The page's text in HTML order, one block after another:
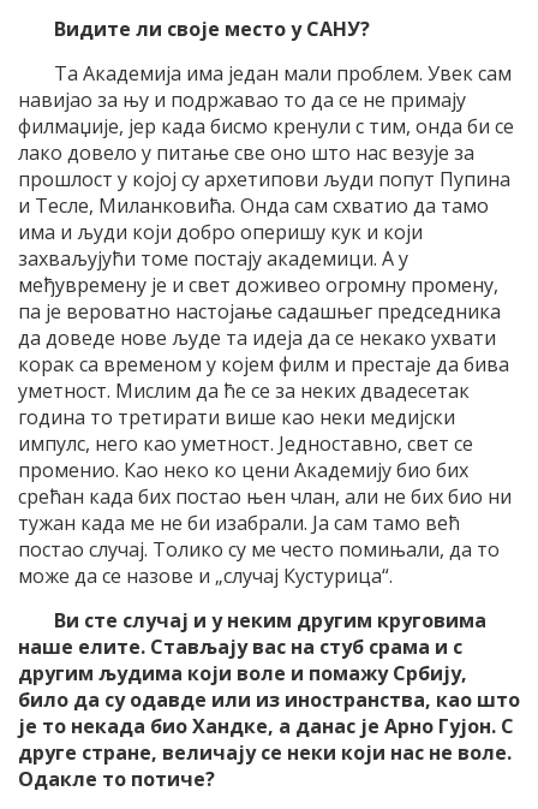
Видите ли своје место у САНУ?
Та Академија има један мали проблем. Увек сам
навијао за њу и подржавао то да се не примају
филмаџије, јер када бисмо кренули с тим, онда би се
лако довело у питање све оно што нас везује за
прошлост у којој су архетипови људи попут Пупина
и Тесле, Миланковића. Онда сам схватио да тамо
има и људи који добро оперишу кук и који
захваљујући томе постају академици. А у
међувремену је и свет доживео огромну промену,
па је вероватно настојање садашњег председника
да доведе нове људе та идеја да се некако ухвати
корак са временом у којем филм и престаје да бива
уметност. Мислим да ће се за неких двадесетак
година то третирати више као неки медијски
импулс, него као уметност. Једноставно, свет се
променио. Као неко ко цени Академију био бих
срећан када бих постао њен члан, али не бих био ни
тужан када ме не би изабрали. Ја сам тамо већ
постао случај. Толико су ме често помињали, да то
може да се назове и „случај Кустурица“.
Ви сте случај и у неким другим круговима
наше елите. Стављају вас на стуб срама и с
другим људима који воле и помажу Србију,
било да су одавде или из иностранства, као што
је то некада био Хандке, а данас је Арно Гујон. С
друге стране, величају се неки који нас не воле.
Одакле то потиче?